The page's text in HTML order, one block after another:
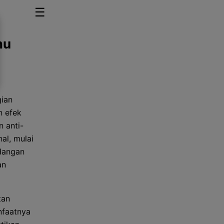
☰
efek
anti-
mulai